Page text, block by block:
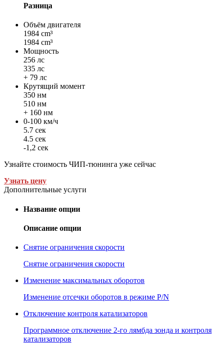
Разница
Объём двигателя
1984 cm³
1984 cm³
Мощность
256 лс
335 лс
+ 79 лс
Крутящий момент
350 нм
510 нм
+ 160 нм
0-100 км/ч
5.7 сек
4.5 сек
-1,2 сек
Узнайте стоимость ЧИП-тюнинга уже сейчас
Узнать цену
Дополнительные услуги
Название опции
Описание опции
Снятие ограничения скорости
Снятие ограничения скорости
Изменение максимальных оборотов
Изменение отсечки оборотов в режиме P/N
Отключение контроля катализаторов
Программное отключение 2-го лямбда зонда и контроля
катализаторов